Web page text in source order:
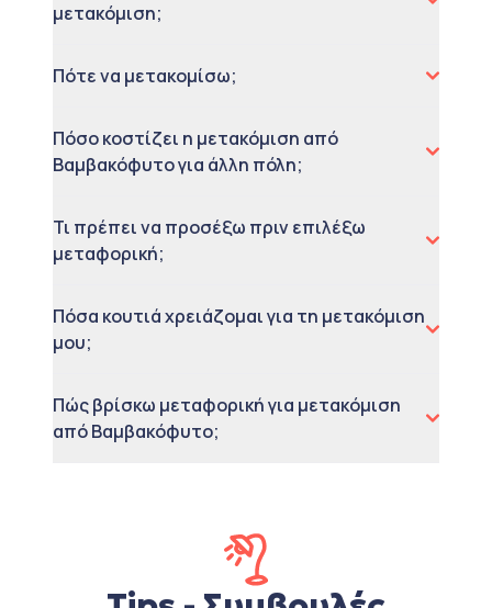
μετακόμιση;
Πότε να μετακομίσω;
Πόσο κοστίζει η μετακόμιση από
Βαμβακόφυτο για άλλη πόλη;
Τι πρέπει να προσέξω πριν επιλέξω
μεταφορική;
Πόσα κουτιά χρειάζομαι για τη μετακόμιση
μου;
Πώς βρίσκω μεταφορική για μετακόμιση
από Βαμβακόφυτο;